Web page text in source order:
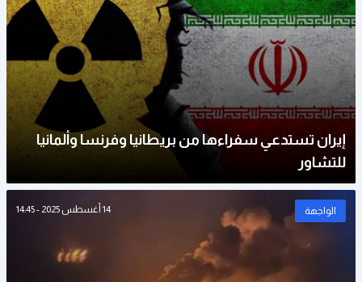
إيران تستدعي سفراءها من بريطانيا وفرنسا وألمانيا
للتشاور
الواجهة 14 أغسطس 2025 - 14:45